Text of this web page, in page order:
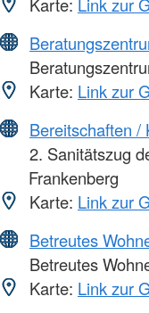
Karte: Link zur
Bereitschaften /
2. Sanitätszug
Frankenberg
Karte: Link zur
Betreutes
Betreutes
Karte: Link zur